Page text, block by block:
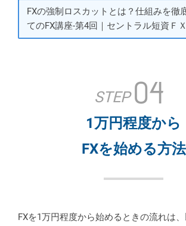
FXの強制ロスカットとは？仕組みを徹
てのFX講座-第4回｜セントラル短資ＦＸ
STEP 04
1万円程度から
FXを始める方法
FXを1万円程度から始めるときの流れは